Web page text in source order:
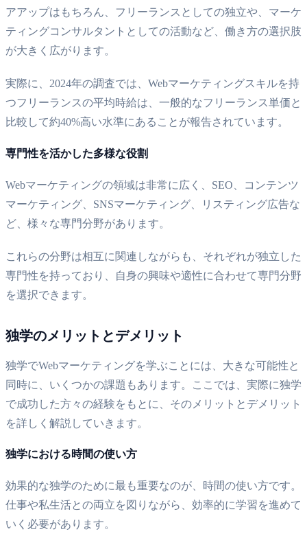
アアップはもちろん、フリーランスとしての独立や、マーケ
ティングコンサルタントとしての活動など、働き方の選択肢
が大きく広がります。
実際に、2024年の調査では、Webマーケティングスキルを持
つフリーランスの平均時給は、一般的なフリーランス単価と
比較して約40%高い水準にあることが報告されています。
専門性を活かした多様な役割
Webマーケティングの領域は非常に広く、SEO、コンテンツ
マーケティング、SNSマーケティング、リスティング広告な
ど、様々な専門分野があります。
これらの分野は相互に関連しながらも、それぞれが独立した
専門性を持っており、自身の興味や適性に合わせて専門分野
を選択できます。
独学のメリットとデメリット
独学でWebマーケティングを学ぶことには、大きな可能性と
同時に、いくつかの課題もあります。ここでは、実際に独学
で成功した方々の経験をもとに、そのメリットとデメリット
を詳しく解説していきます。
独学における時間の使い方
効果的な独学のために最も重要なのが、時間の使い方です。
仕事や私生活との両立を図りながら、効率的に学習を進めて
いく必要があります。